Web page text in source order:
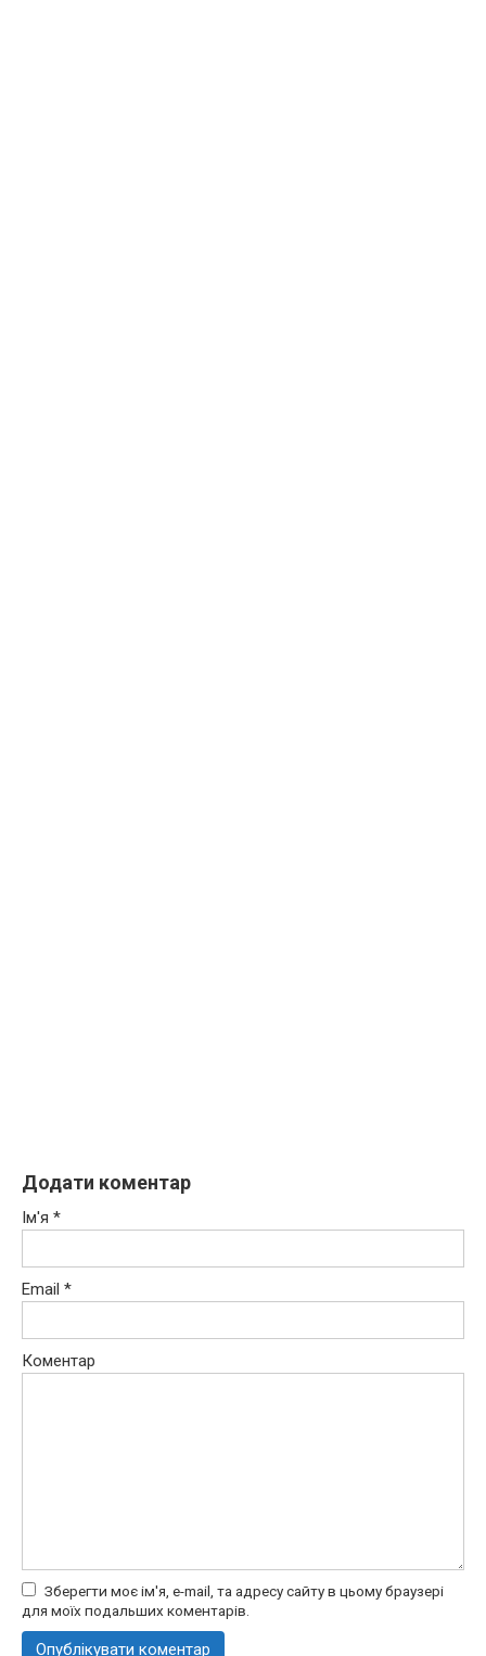
Додати коментар
Ім'я *
Email *
Коментар
Зберегти моє ім'я, e-mail, та адресу сайту в цьому браузері
для моїх подальших коментарів.